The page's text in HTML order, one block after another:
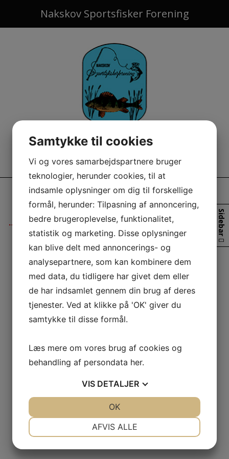
indholdet
Nakskov Sportsfisker Forening
MARIBO SØ !
(skrevet af Brian Lund, 06-11-2007)
Søndag d.4/11 var jeg sammen med Michel en tur i
Maribo sø, da der gik rygter om et godt gedde fiskeri lige
nu!Det rygte viste sig at holde stik, for allerede efter 1/2
times fiskeri kunne jeg lande en gedde på 87 cm 4.875
kg!!Et par timer senere var det Michels tur til at flexe
stangen og han kunne lande en gedde på 84 cm 4.975 kg.
2 stk. til Michel + en flot aborre på 1.250 kg!
Turen var vores første til Maribo sø, men nok ikke den
sidste 🙂
Sidebar
Samtykke til cookies
Vi og vores samarbejdspartnere bruger
teknologier, herunder cookies, til at
indsamle oplysninger om dig til forskellige
formål, herunder: Tilpasning af annoncering,
bedre brugeroplevelse, funktionalitet,
statistik og marketing. Disse oplysninger
kan blive delt med annoncerings- og
analysepartnere, som kan kombinere dem
med data, du tidligere har givet dem eller
de har indsamlet gennem din brug af deres
tjenester. Ved at klikke på 'OK' giver du
samtykke til disse formål.
Læs mere om vores brug af cookies og
behandling af persondata her.
VIS DETALJER
AFVIS ALLE
OK